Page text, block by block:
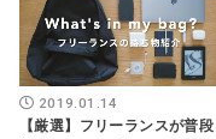
2019.01.14
【厳選】フリーランスが普段